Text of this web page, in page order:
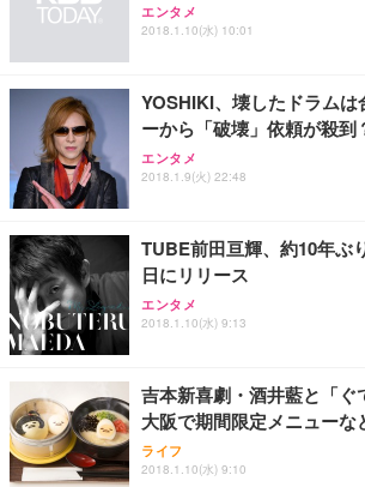
エンタメ
2018.1.10(水) 10:01
YOSHIKI、壊したドラムは
ーから「破壊」依頼が殺到
エンタメ
2018.1.9(火) 22:48
TUBE前田亘輝、約10年ぶ
日にリリース
エンタメ
2018.1.10(水) 9:13
吉本新喜劇・酒井藍と「ぐ
大阪で期間限定メニューな
ライフ
2018.1.10(水) 9:10